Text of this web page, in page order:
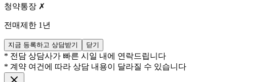
청약통장 ✗
전매제한 1년
지금 등록하고 상담받기 닫기
* 전담 상담사가 빠른 시일 내에 연락드립니다
* 계약 여건에 따라 상담 내용이 달라질 수 있습니다